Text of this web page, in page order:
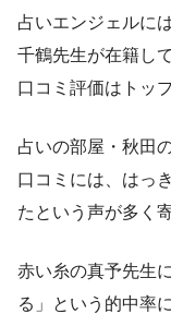
占いエンジェルに
千鶴先生が在籍し
口コミ評価はトッ
占いの部屋・秋田
口コミには、はっ
たという声が多く
赤い糸の真予先生
る」という的中率